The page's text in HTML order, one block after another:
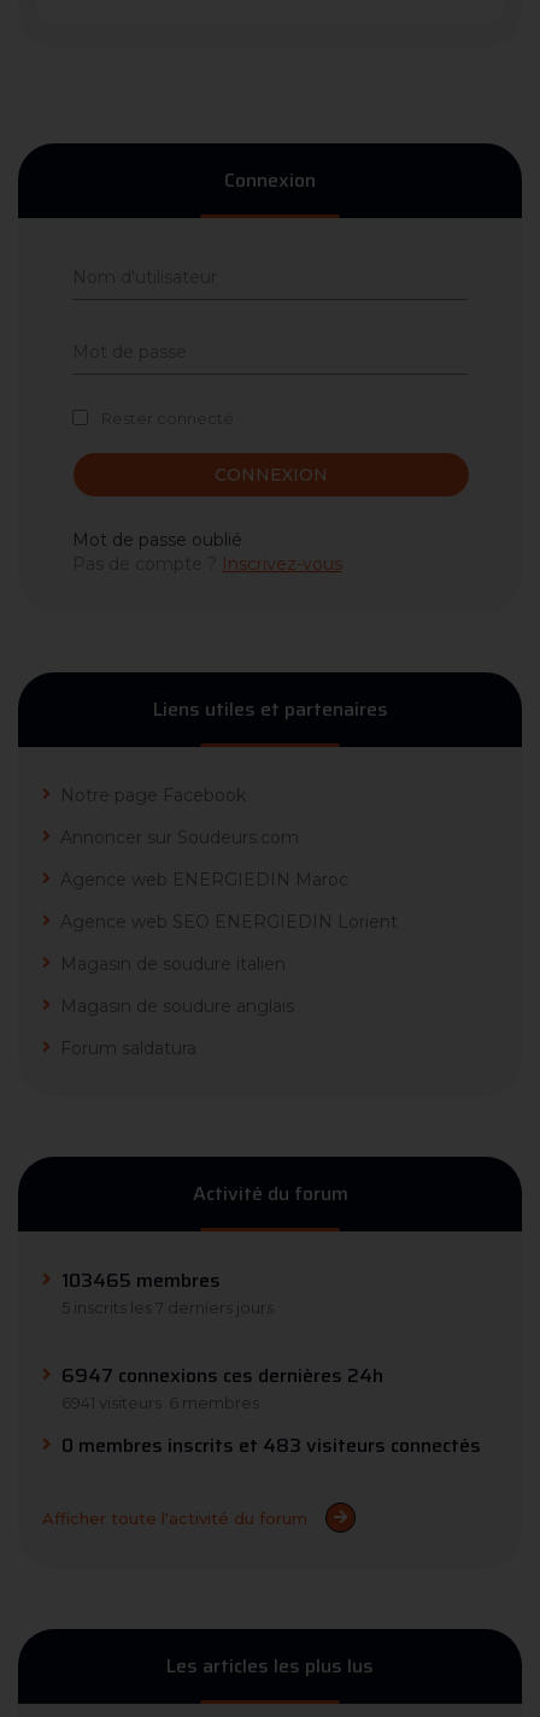
Connexion
CONNEXION
Mot de passe oublié
Inscrivez-vous
Liens utiles et partenaires
Notre page Facebook
Annoncer sur Soudeurs.com
Agence web ENERGIEDIN Maroc
Agence web SEO ENERGIEDIN Lorient
Magasin de soudure italien
Magasin de soudure anglais
Forum saldatura
Activité du forum
103465 membres
5 inscrits les 7 derniers jours
6947 connexions ces dernières 24h
6941 visiteurs 6 membres
0 membres inscrits et 483 visiteurs connectés
Afficher toute l'activité du forum
Les articles les plus lus